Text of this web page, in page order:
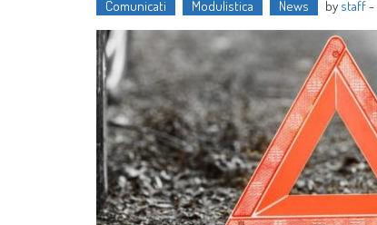
Comunicati Modulistica News by staff-